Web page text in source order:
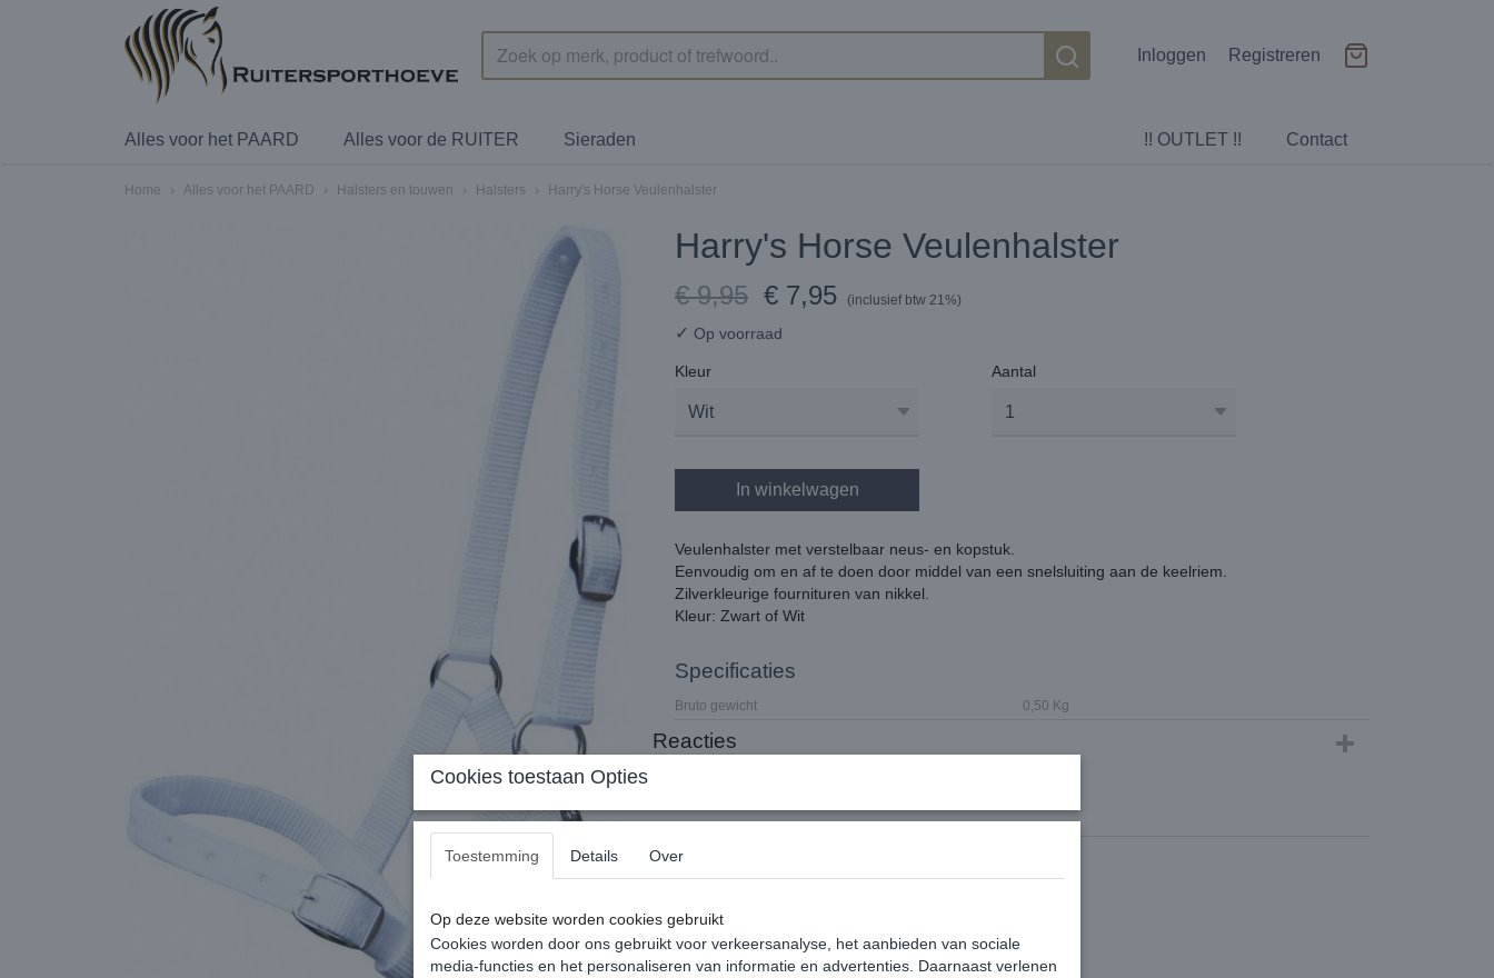
Inloggen Registreren
Contact
!! OUTLET !!
Alles voor het PAARD Alles voor de RUITER Sieraden
Home › Alles voor het PAARD › Halsters en touwen › Halsters › Harry's Horse Veulenhalster
Harry's Horse Veulenhalster
€ 9,95 € 7,95 (inclusief btw 21%)
✓ Op voorraad
Kleur Aantal
In winkelwagen
Veulenhalster met verstelbaar neus- en kopstuk.
Eenvoudig om en af te doen door middel van een snelsluiting aan de keelriem.
Zilverkleurige fournituren van nikkel.
Kleur: Zwart of Wit
Specificaties
Bruto gewicht 0,50 Kg
Reacties
Cookies toestaan Opties
Toestemming Details Over
Op deze website worden cookies gebruikt
Cookies worden door ons gebruikt voor verkeersanalyse, het aanbieden van sociale
media-functies en het personaliseren van informatie en advertenties. Daarnaast verlenen